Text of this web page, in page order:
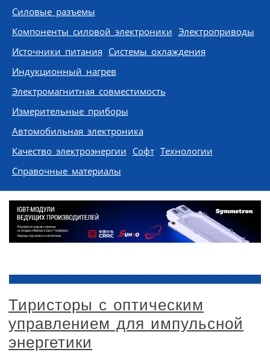
Skip to content
Силовые разъемы
Компоненты силовой электроники Электроприводы
Источники питания Системы охлаждения
Индукционный нагрев
Электромагнитная совместимость
Измерительные приборы
Автомобильная электроника
Качество электроэнергии Софт Технологии
Справочные материалы
Тиристоры с оптическим
управлением для импульсной
энергетики